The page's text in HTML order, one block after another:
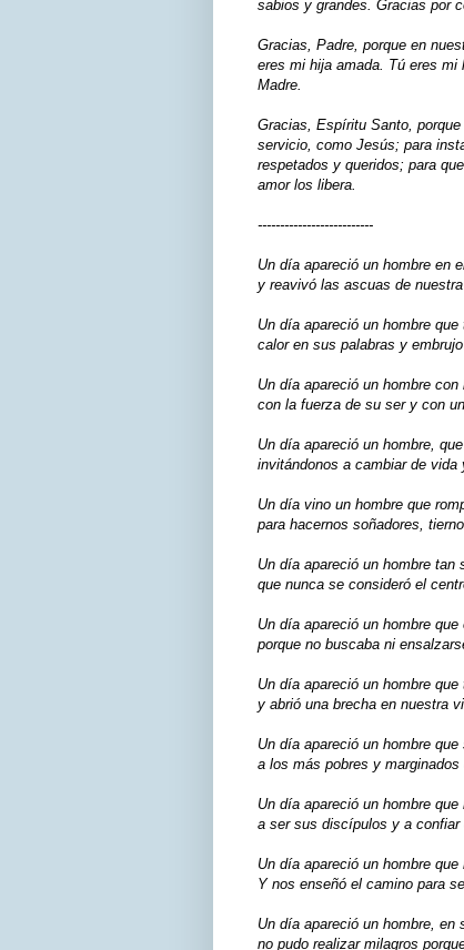
sabios y grandes. Gracias por
Gracias, Padre, porque en
eres mi hija amada. Tú eres mi
Madre.
Gracias, Espíritu Santo,
servicio, como Jesús; para
respetados y queridos; para
amor los libera.
--------------------------
Un día apareció un hombre en
y reavivó las ascuas de
Un día apareció un hombre
calor en sus palabras y
Un día apareció un hombre
con la fuerza de su ser y con
Un día apareció un hombre,
invitándonos a cambiar de vida
Un día vino un hombre que
para hacernos soñadores,
Un día apareció un hombre tan
que nunca se consideró el
Un día apareció un hombre
porque no buscaba ni
Un día apareció un hombre
y abrió una brecha en nuestra
Un día apareció un hombre que
a los más pobres y marginados
Un día apareció un hombre
a ser sus discípulos y a confiar
Un día apareció un hombre
Y nos enseñó el camino para
Un día apareció un hombre, en
no pudo realizar milagros